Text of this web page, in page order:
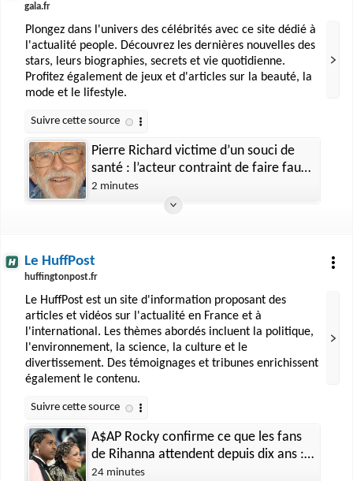
gala.fr
Plongez dans l'univers des célébrités avec ce site dédié à
l'actualité people. Découvrez les dernières nouvelles des
stars, leurs biographies, secrets et vie quotidienne.
Profitez également de jeux et d'articles sur la beauté, la
mode et le lifestyle.
Pierre Richard victime d’un souci de
santé : l’acteur contraint de faire faux
bond à ses fans dans son superbe
domaine de Gruissan dans l’Aude
2 minutes
Le HuffPost
huffingtonpost.fr
Le HuffPost est un site d'information proposant des
articles et vidéos sur l'actualité en France et à
l'international. Les thèmes abordés incluent la politique,
l'environnement, la science, la culture et le
divertissement. Des témoignages et tribunes enrichissent
également le contenu.
A$AP Rocky confirme ce que les fans
de Rihanna attendent depuis dix ans : «
Pardon bébé, je l’ai dit »
24 minutes